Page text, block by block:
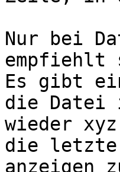
Nur bei
empfiehlt
Es gibt
die Datei
wieder
die
anzeigen